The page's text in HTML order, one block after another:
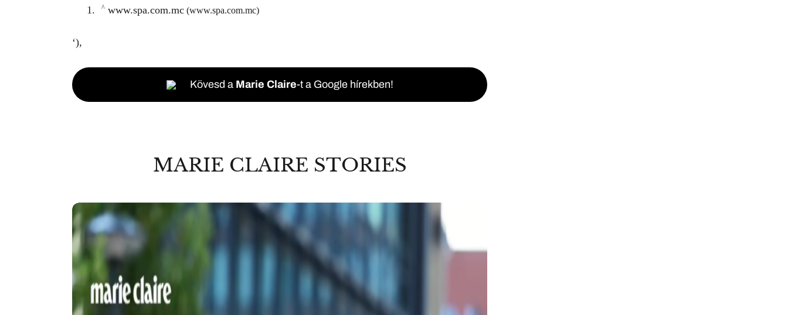
^ www.spa.com.mc (www.spa.com.mc)
‘),
Kövesd a Marie Claire-t a Google hírekben!
MARIE CLAIRE STORIES